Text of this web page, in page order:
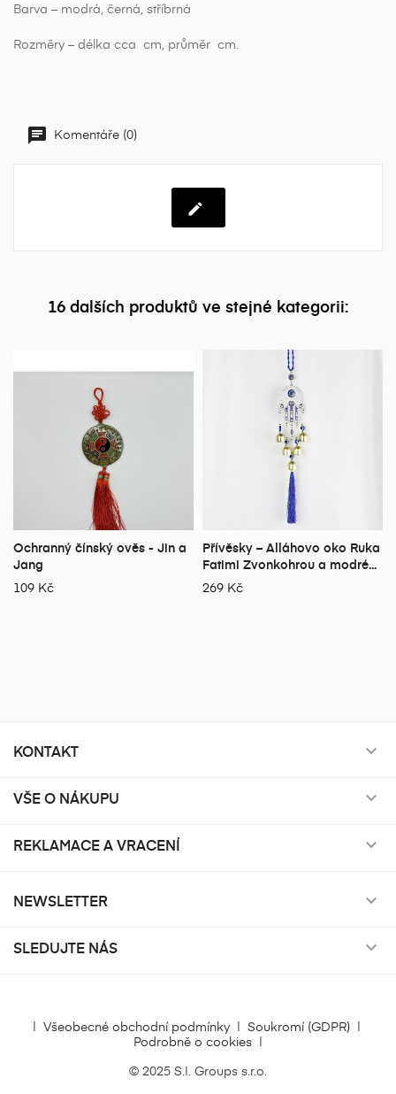
Barva – modrá, černá, stříbrná
Rozměry – délka cca cm, průměr cm.
Komentáře (0)
16 dalších produktů ve stejné kategorii:
Ochranný čínský ověs - Jin a
Jang
109 Kč
Přívěsky – Alláhovo oko Ruka
Fatimi Zvonkohrou a modré...
269 Kč
KONTAKT 
VŠE O NÁKUPU 
REKLAMACE A VRACENÍ 
NEWSLETTER 
SLEDUJTE NÁS 
| Všeobecné obchodní podmínky| Soukromí (GDPR)|
Podrobně o cookies |
© 2025 S.I. Groups s.r.o.